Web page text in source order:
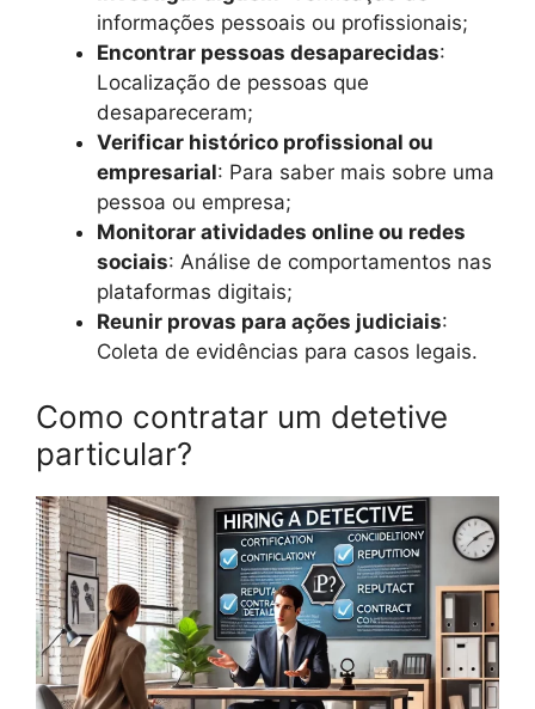
informações pessoais ou profissionais;
Encontrar pessoas desaparecidas:
Localização de pessoas que
desapareceram;
Verificar histórico profissional ou
empresarial: Para saber mais sobre uma
pessoa ou empresa;
Monitorar atividades online ou redes
sociais: Análise de comportamentos nas
plataformas digitais;
Reunir provas para ações judiciais:
Coleta de evidências para casos legais.
Como contratar um detetive
particular?